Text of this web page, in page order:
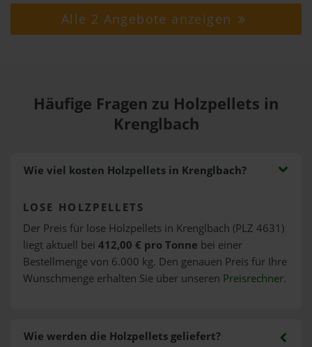
Alle 2 Angebote anzeigen
Häufige Fragen zu Holzpellets in
Krenglbach
Wie viel kosten Holzpellets in Krenglbach?
LOSE HOLZPELLETS
Der Preis für lose Holzpellets in Krenglbach (PLZ 4631)
liegt aktuell bei 412,00 € pro Tonne bei einer
Bestellmenge von 6.000 kg. Den genauen Preis für Ihre
Wunschmenge erhalten Sie über unseren Preisrechner.
Wie werden die Holzpellets geliefert?